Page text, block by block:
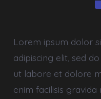
Lorem ipsum dolor
adipiscing elit, sed
ut labore et dolore
enim facilisis